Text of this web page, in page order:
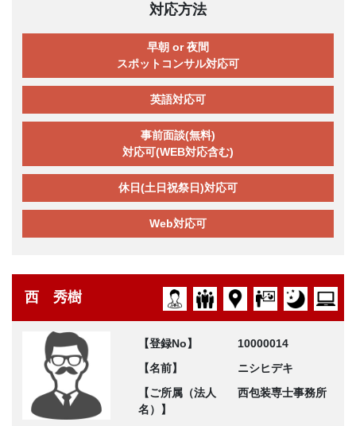
対応方法
早朝 or 夜間
スポットコンサル対応可
英語対応可
事前面談(無料)
対応可(WEB対応含む)
休日(土日祝祭日)対応可
Web対応可
西 秀樹
【登録No】
10000014
【名前】
ニシヒデキ
【ご所属（法人
名）】
西包装専士事務所